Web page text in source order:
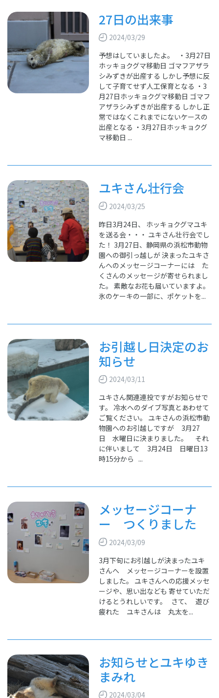
27日の出来事
2024/03/29
予想はしていましたよ。 ・3月27日
ホッキョクグマ移動日 ゴマフアザラ
シみずきが出産する しかし予想に反
して子育てせず人工保育となる ・3
月27日ホッキョクグマ移動日 ゴマフ
アザラシみずきが出産する しかし正
常ではなくこれまでにないケースの
出産となる ・3月27日ホッキョクグ
マ移動日 ...
ユキさん壮行会
2024/03/25
昨日3月24日、 ホッキョクグマユキ
を送る会・・・ ユキさん壮行会でし
た！ 3月27日、静岡県の浜松市動物
園への御引っ越しが 決まったユキさ
んへのメッセージコーナーには た
くさんのメッセージが寄せられまし
た。 素敵なお花も届いていますよ。
氷のケーキの一部に、ポケットを...
お引越し日決定のお
知らせ
2024/03/11
ユキさん関連連投ですがお知らせで
す。 冷水へのダイブ写真とあわせて
ご覧ください。 ユキさんの浜松市動
物園へのお引越しですが 3月27
日 水曜日に決まりました。 それ
に伴いまして 3月24日 日曜日13
時15分から ...
メッセージコーナ
ー つくりました
2024/03/09
3月下旬にお引越しが決まったユキ
さんへ メッセージコーナーを設置
しました。 ユキさんへの応援メッセ
ージや、思い出なども 寄せていただ
けるとうれしいです。 さて、 遊び
疲れた ユキさんは 丸太を...
お知らせとユキゆき
まみれ
2024/03/04